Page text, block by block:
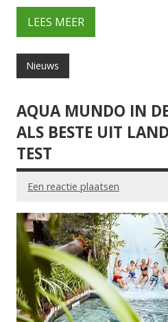
LEES MEER
Nieuws
AQUA MUNDO IN
ALS BESTE UIT
TEST
Een reactie plaatsen